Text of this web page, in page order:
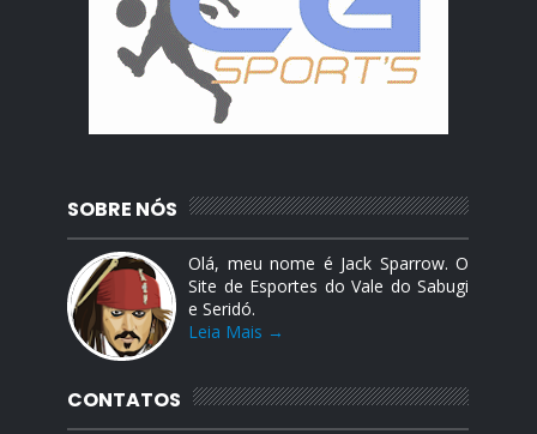
SOBRE NÓS
Olá, meu nome é Jack Sparrow. O
Site de Esportes do Vale do Sabugi
e Seridó.
Leia Mais →
CONTATOS